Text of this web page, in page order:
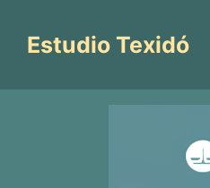
contenido
Estudio Texidó